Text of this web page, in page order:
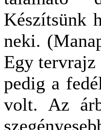
Készítsünk
neki.
Egy
pedig a
volt. Az